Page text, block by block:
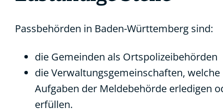
Passbehörden in Baden-Württemberg sind:
die Gemeinden als Ortspolizeibehörden
die Verwaltungsgemeinschaften, welche
Aufgaben der Meldebehörde erledigen
erfüllen.